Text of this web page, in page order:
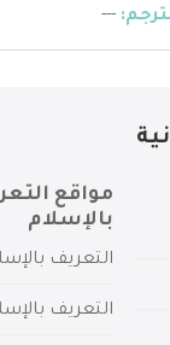
---
مواقع
بالإسلام
التعريف
التعريف